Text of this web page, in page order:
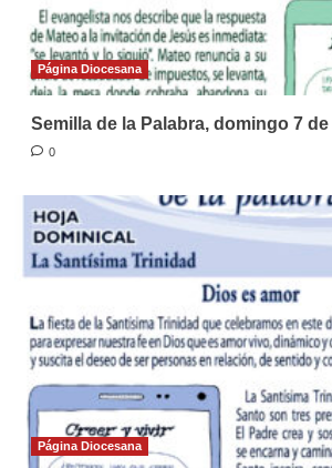
Página Diocesana
Semilla de la Palabra, domingo 7
0
Página Diocesana